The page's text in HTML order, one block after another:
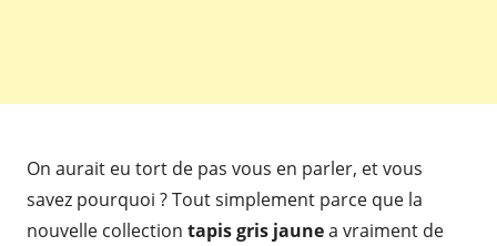
On aurait eu tort de pas vous en parler, et vous
savez pourquoi ? Tout simplement parce que la
nouvelle collection tapis gris jaunea vraiment de